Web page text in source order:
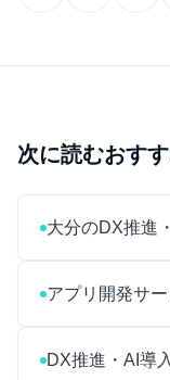
次に読むおす
大分のDX推進
アプリ開発サ
DX推進・AI導